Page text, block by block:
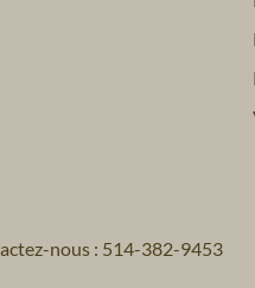
nous : 514-382-9453